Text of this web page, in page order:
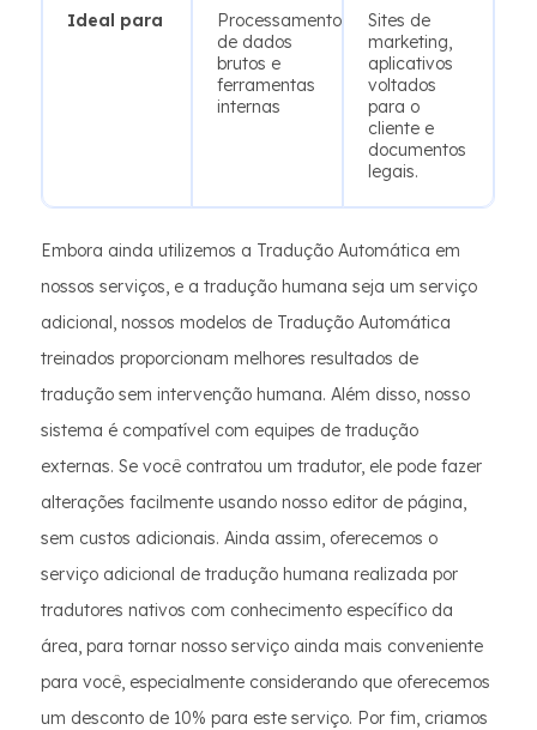
Ideal para
Processamento
de dados
brutos e
ferramentas
internas
Sites de
marketing,
aplicativos
voltados
para o
cliente e
documentos
legais.
Embora ainda utilizemos a Tradução Automática em
nossos serviços, e a tradução humana seja um serviço
adicional, nossos modelos de Tradução Automática
treinados proporcionam melhores resultados de
tradução sem intervenção humana. Além disso, nosso
sistema é compatível com equipes de tradução
externas. Se você contratou um tradutor, ele pode fazer
alterações facilmente usando nosso editor de página,
sem custos adicionais. Ainda assim, oferecemos o
serviço adicional de tradução humana realizada por
tradutores nativos com conhecimento específico da
área, para tornar nosso serviço ainda mais conveniente
para você, especialmente considerando que oferecemos
um desconto de 10% para este serviço. Por fim, criamos